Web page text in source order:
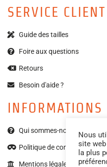
SERVICE CLIENT
Guide des tailles
Foire aux questions
Retours
Besoin d'aide ?
INFORMATIONS
Qui sommes-nous ?
Politique de confidentialité
Mentions légales
Nous
site
la plus